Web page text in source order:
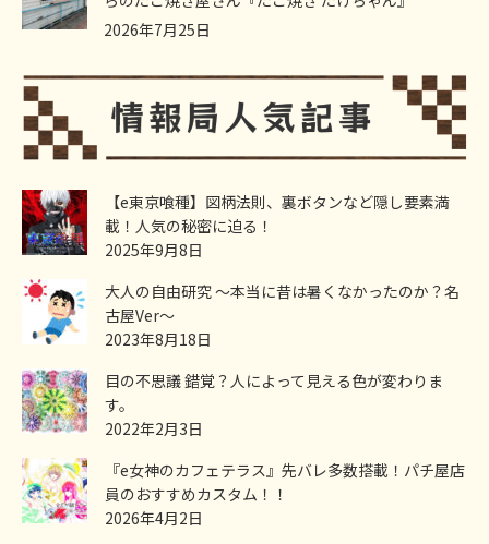
2026年7月25日
【e東京喰種】図柄法則、裏ボタンなど隠し要素満
載！人気の秘密に迫る！
2025年9月8日
大人の自由研究 ～本当に昔は暑くなかったのか？名
古屋Ver～
2023年8月18日
目の不思議 錯覚？人によって見える色が変わりま
す。
2022年2月3日
『e女神のカフェテラス』先バレ多数搭載！パチ屋店
員のおすすめカスタム！！
2026年4月2日